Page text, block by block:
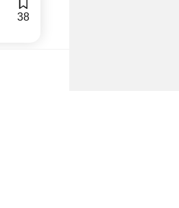
38